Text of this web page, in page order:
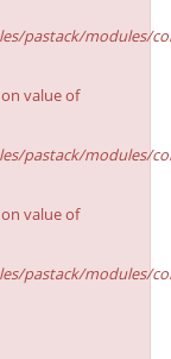
pastack/modules/
value of
pastack/modules/
value of
pastack/modules/